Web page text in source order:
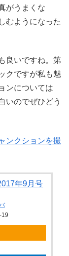
がうまくな
むようになった
良いですね。第
クですが私も魅
ンについては
いのでぜひどう
ンクションを撮
年9月号
19